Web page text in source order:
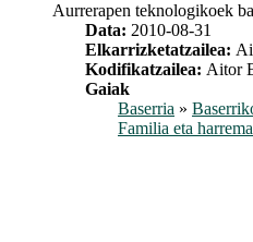
Aurrerapen teknologikoek
Data: 2010-08-31
Elkarrizketatzailea:
Kodifikatzailea: Aitor
Gaiak
Baserria »
Familia eta